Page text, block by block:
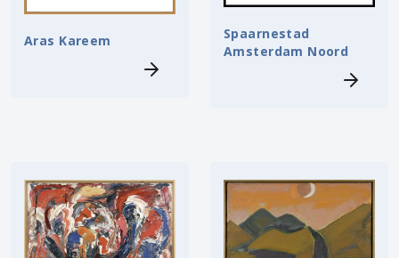
Aras Kareem
Spaarnestad
Amsterdam Noord